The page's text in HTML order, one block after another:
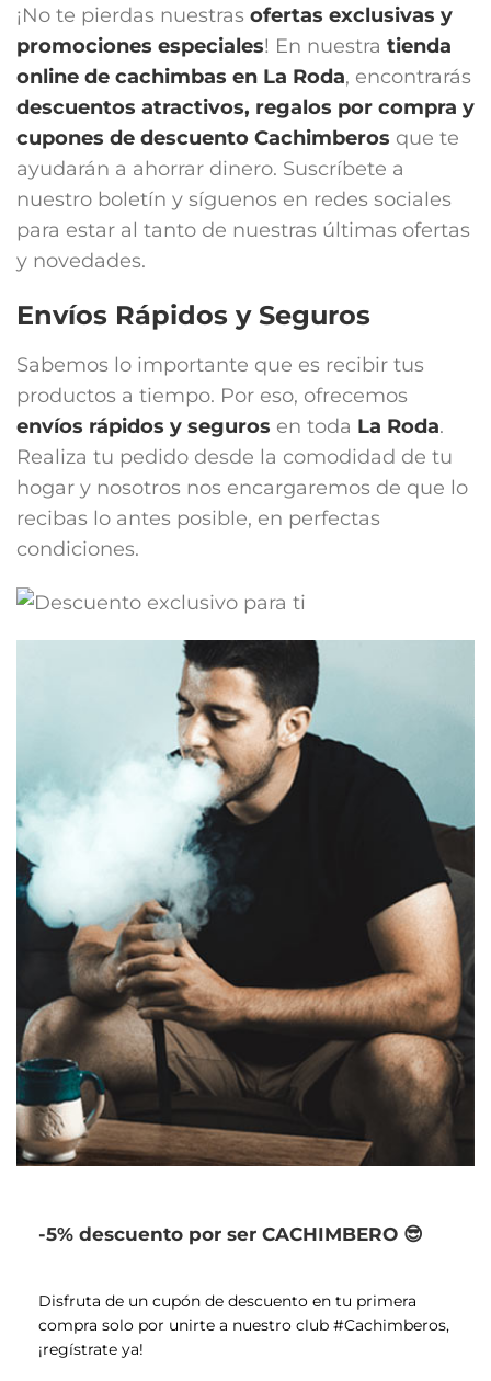
¡No te pierdas nuestras ofertas exclusivas y
promociones especiales! En nuestra tienda
online de cachimbas en La Roda, encontrarás
descuentos atractivos, regalos por compra y
cupones de descuento Cachimberos que te
ayudarán a ahorrar dinero. Suscríbete a
nuestro boletín y síguenos en redes sociales
para estar al tanto de nuestras últimas ofertas
y novedades.
Envíos Rápidos y Seguros
Sabemos lo importante que es recibir tus
productos a tiempo. Por eso, ofrecemos
envíos rápidos y seguros en toda La Roda.
Realiza tu pedido desde la comodidad de tu
hogar y nosotros nos encargaremos de que lo
recibas lo antes posible, en perfectas
condiciones.
-5% descuento por ser CACHIMBERO 😎
Disfruta de un cupón de descuento en tu primera
compra solo por unirte a nuestro club #Cachimberos,
¡regístrate ya!